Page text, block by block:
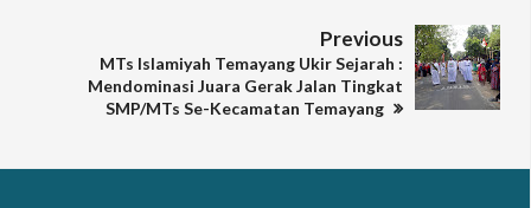
Previous
MTs Islamiyah Temayang Ukir Sejarah :
Mendominasi Juara Gerak Jalan Tingkat
SMP/MTs Se-Kecamatan Temayang